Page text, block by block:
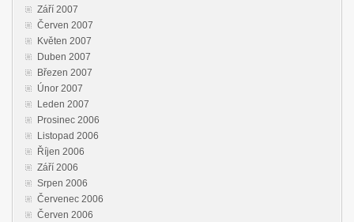
Září 2007
Červen 2007
Květen 2007
Duben 2007
Březen 2007
Únor 2007
Leden 2007
Prosinec 2006
Listopad 2006
Říjen 2006
Září 2006
Srpen 2006
Červenec 2006
Červen 2006